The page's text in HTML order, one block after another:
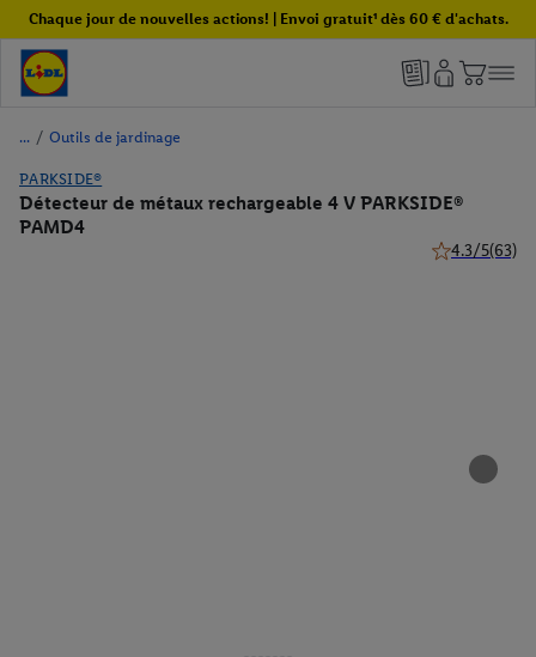
Chaque jour de nouvelles actions! | Envoi gratuit¹ dès 60 € d'achats.
/ Outils de jardinage
PARKSIDE®
Détecteur de métaux rechargeable 4 V PARKSIDE®
PAMD4
4.3/5(63)